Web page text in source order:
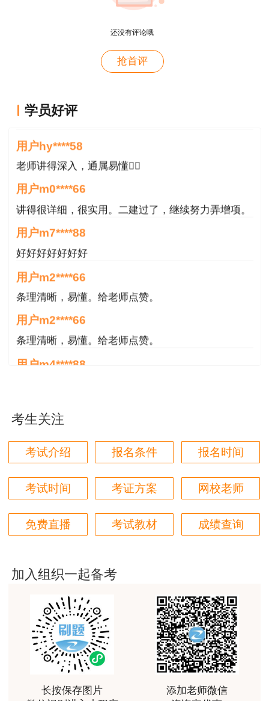
以上是2008-2019年宁夏历年二建成绩合格标
准，希望对大家的考试有所帮助。
还没有评论哦
抢首评
学员好评
用户hy****58
用户hy****58
老师讲得深入，通属易懂👍🏻
用户m0****66
讲得很详细，很实用。二建过了，继续努力弄增项。
用户m7****88
好好好好好好好
用户m2****66
条理清晰，易懂。给老师点赞。
用户m2****66
条理清晰，易懂。给老师点赞。
用户m4****88
非常好！感谢！！！
用户m2****18
用户hq****jp
性价比较高的一套课程，深耕领域多年的资深师资，
对知识点精准把握，内容深入浅出，理论和记忆口诀
用户m1****18
中一些真题知识点，从而使考试过程中得心应手，顺
利通过考试
用户da****ng
小强老师讲得很好！生动、有趣、易于理解，支持！
考生关注
考试介绍 报名条件 报名时间
考试时间 考证方案 网校老师
免费直播 考试教材 成绩查询
加入组织一起备考
长按保存图片
添加老师微信